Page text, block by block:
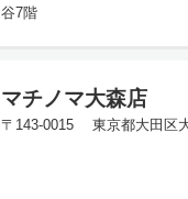
谷7階
マチノマ大森店
〒143-0015 東京都大田区